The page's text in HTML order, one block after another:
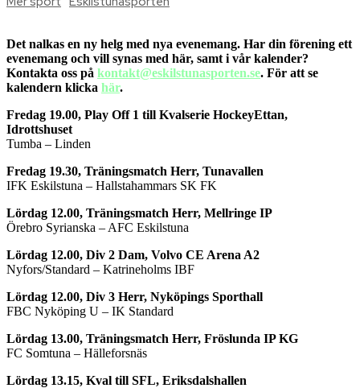
Det nalkas en ny helg med nya evenemang. Har din förening ett
evenemang och vill synas med här, samt i vår kalender?
Kontakta oss på kontakt@eskilstunasporten.se. För att se
kalendern klicka här.
Fredag 19.00, Play Off 1 till Kvalserie HockeyEttan,
Idrottshuset
Tumba – Linden
Fredag 19.30, Träningsmatch Herr, Tunavallen
IFK Eskilstuna – Hallstahammars SK FK
Lördag 12.00, Träningsmatch Herr, Mellringe IP
Örebro Syrianska – AFC Eskilstuna
Lördag 12.00, Div 2 Dam, Volvo CE Arena A2
Nyfors/Standard – Katrineholms IBF
Lördag 12.00, Div 3 Herr, Nyköpings Sporthall
FBC Nyköping U – IK Standard
Lördag 13.00, Träningsmatch Herr, Fröslunda IP KG
FC Somtuna – Hälleforsnäs
Lördag 13.15, Kval till SFL, Eriksdalshallen